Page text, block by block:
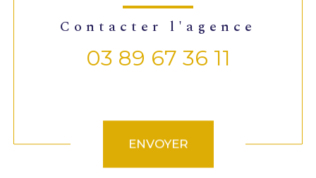
contacter l'agence
03 89 67 36 11
ENVOYER